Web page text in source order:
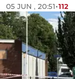
05 JUN , 20:51•112